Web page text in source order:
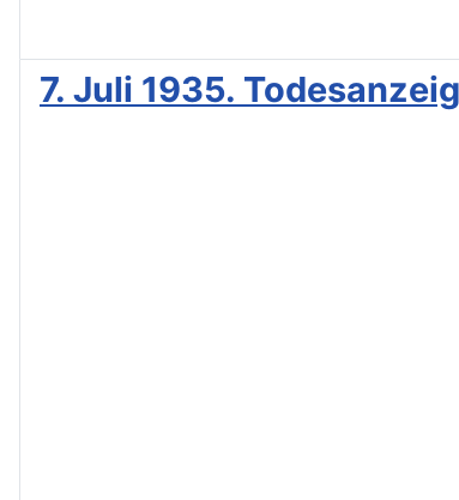
7. Juli 1935.